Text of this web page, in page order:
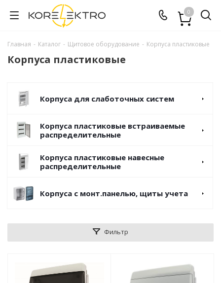
0
Главная - Каталог - Щитовое оборудование - Корпуса пластиковые
Корпуса пластиковые
Корпуса для слаботочных систем
Корпуса пластиковые встраиваемые
распределительные
Корпуса пластиковые навесные
распределительные
Корпуса с монт.панелью, щиты учета
Фильтр